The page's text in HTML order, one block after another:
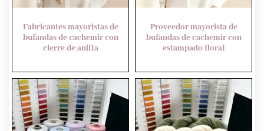
Fabricantes mayoristas de
bufandas de cachemir con
cierre de anilla
Proveedor mayorista de
bufandas de cachemir con
estampado floral